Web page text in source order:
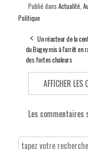
Publié dans Actualité
Politique
Un réacteur de la
du Bugey mis à l'arrêt en
des fortes chaleurs
AFFICHER LES
Les commentaires